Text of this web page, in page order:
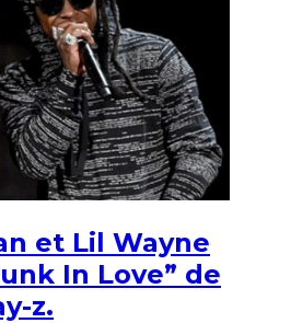
et Lil Wayne
In Love” de
z.